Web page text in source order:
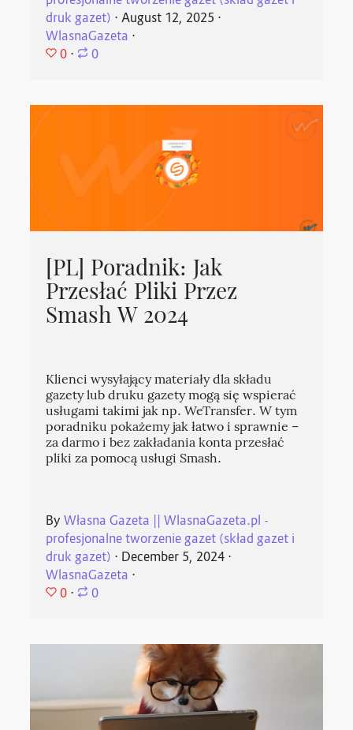
druk gazet) ⋅August 12, 2025 ⋅
WlasnaGazeta ⋅
0 ⋅ 0
[PL] Poradnik: Jak
Przesłać Pliki Przez
Smash W 2024
Klienci wysyłający materiały dla składu
gazety lub druku gazety mogą się wspierać
usługami takimi jak np. WeTransfer. W tym
poradniku pokażemy jak łatwo i sprawnie –
za darmo i bez zakładania konta przesłać
pliki za pomocą usługi Smash.
ByWłasna Gazeta || WlasnaGazeta.pl -
profesjonalne tworzenie gazet (skład gazet i
druk gazet) ⋅ December 5, 2024 ⋅
WlasnaGazeta ⋅
0 ⋅ 0